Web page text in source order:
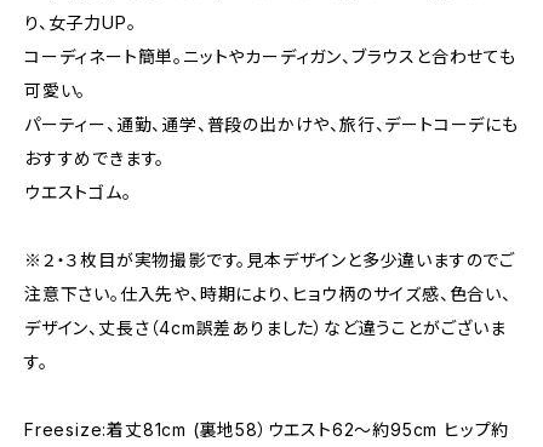
り、女子力UP。
コーディネート簡単。ニットやカーディガン、ブラウスと合わせても
可愛い。
パーティー、通勤、通学、普段の出かけや、旅行、デートコーデにも
おすすめできます。
ウエストゴム。
※２・３枚目が実物撮影です。見本デザインと多少違いますのでご
注意下さい。仕入先や、時期により、ヒョウ柄のサイズ感、色合い、
デザイン、丈長さ（4cm誤差ありました）など違うことがございま
す。
Freesize:着丈81cm (裏地58）ウエスト62～約95cm ヒップ約